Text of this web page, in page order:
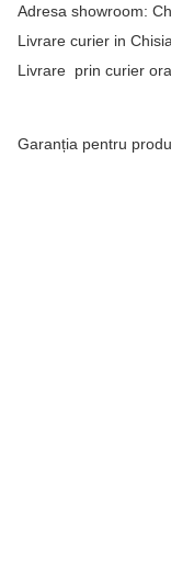
Adresa showroom:
Livrare curier in
Livrare prin curier
Garanția pentru